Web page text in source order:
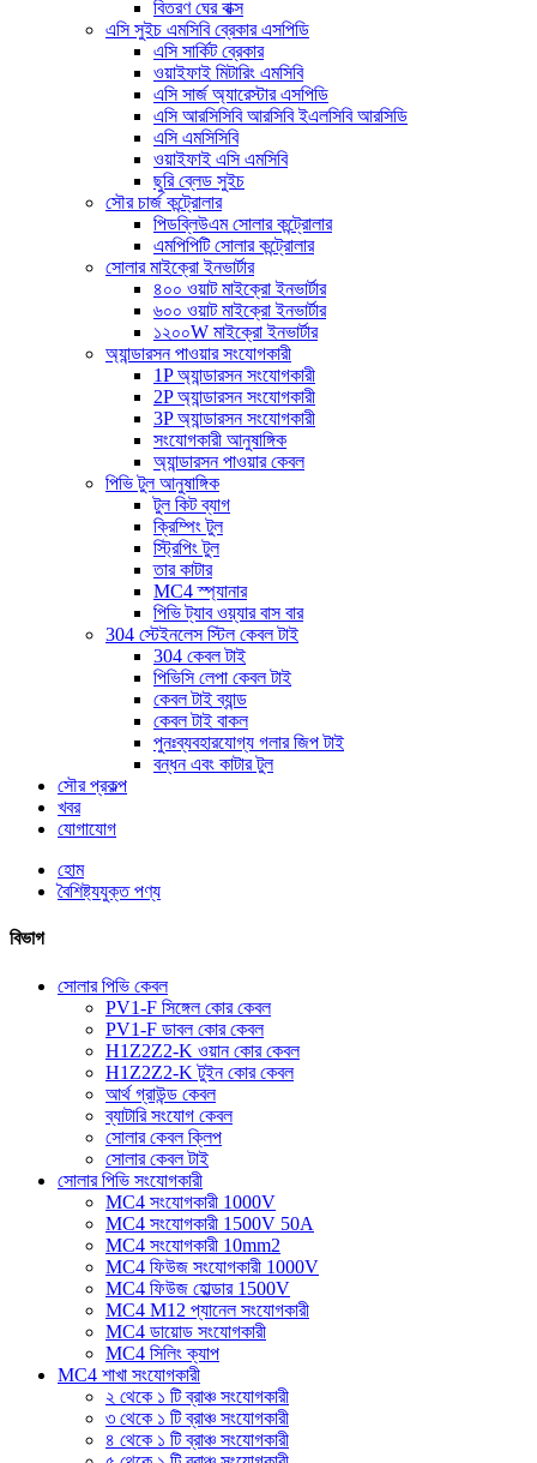
বিতরণ ঘের বাক্স
এসি সুইচ এমসিবি ব্রেকার এসপিডি
এসি সার্কিট ব্রেকার
ওয়াইফাই মিটারিং এমসিবি
এসি সার্জ অ্যারেস্টার এসপিডি
এসি আরসিসিবি আরসিবি ইএলসিবি আরসিডি
এসি এমসিসিবি
ওয়াইফাই এসি এমসিবি
ছুরি ব্লেড সুইচ
সৌর চার্জ কন্ট্রোলার
পিডব্লিউএম সোলার কন্ট্রোলার
এমপিপিটি সোলার কন্ট্রোলার
সোলার মাইক্রো ইনভার্টার
৪০০ ওয়াট মাইক্রো ইনভার্টার
৬০০ ওয়াট মাইক্রো ইনভার্টার
১২০০W মাইক্রো ইনভার্টার
অ্যান্ডারসন পাওয়ার সংযোগকারী
1P অ্যান্ডারসন সংযোগকারী
2P অ্যান্ডারসন সংযোগকারী
3P অ্যান্ডারসন সংযোগকারী
সংযোগকারী আনুষাঙ্গিক
অ্যান্ডারসন পাওয়ার কেবল
পিভি টুল আনুষাঙ্গিক
টুল কিট ব্যাগ
ক্রিম্পিং টুল
স্ট্রিপিং টুল
তার কাটার
MC4 স্প্যানার
পিভি ট্যাব ওয়্যার বাস বার
304 স্টেইনলেস স্টিল কেবল টাই
304 কেবল টাই
পিভিসি লেপা কেবল টাই
কেবল টাই ব্যান্ড
কেবল টাই বাকল
পুনঃব্যবহারযোগ্য গলার জিপ টাই
বন্ধন এবং কাটার টুল
সৌর প্রকল্প
খবর
যোগাযোগ
হোম
বৈশিষ্ট্যযুক্ত পণ্য
বিভাগ
সোলার পিভি কেবল
PV1-F সিঙ্গেল কোর কেবল
PV1-F ডাবল কোর কেবল
H1Z2Z2-K ওয়ান কোর কেবল
H1Z2Z2-K টুইন কোর কেবল
আর্থ গ্রাউন্ড কেবল
ব্যাটারি সংযোগ কেবল
সোলার কেবল ক্লিপ
সোলার কেবল টাই
সোলার পিভি সংযোগকারী
MC4 সংযোগকারী 1000V
MC4 সংযোগকারী 1500V 50A
MC4 সংযোগকারী 10mm2
MC4 ফিউজ সংযোগকারী 1000V
MC4 ফিউজ হোল্ডার 1500V
MC4 M12 প্যানেল সংযোগকারী
MC4 ডায়োড সংযোগকারী
MC4 সিলিং ক্যাপ
MC4 শাখা সংযোগকারী
২ থেকে ১ টি ব্রাঞ্চ সংযোগকারী
৩ থেকে ১ টি ব্রাঞ্চ সংযোগকারী
৪ থেকে ১ টি ব্রাঞ্চ সংযোগকারী